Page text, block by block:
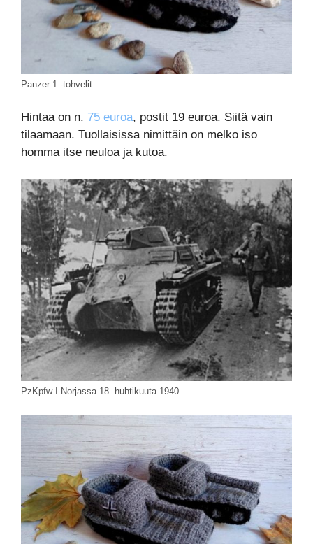
Panzer 1 -tohvelit
Hintaa on n. 75 euroa, postit 19 euroa. Siitä vain
tilaamaan. Tuollaisissa nimittäin on melko iso
homma itse neuloa ja kutoa.
PzKpfw I Norjassa 18. huhtikuuta 1940